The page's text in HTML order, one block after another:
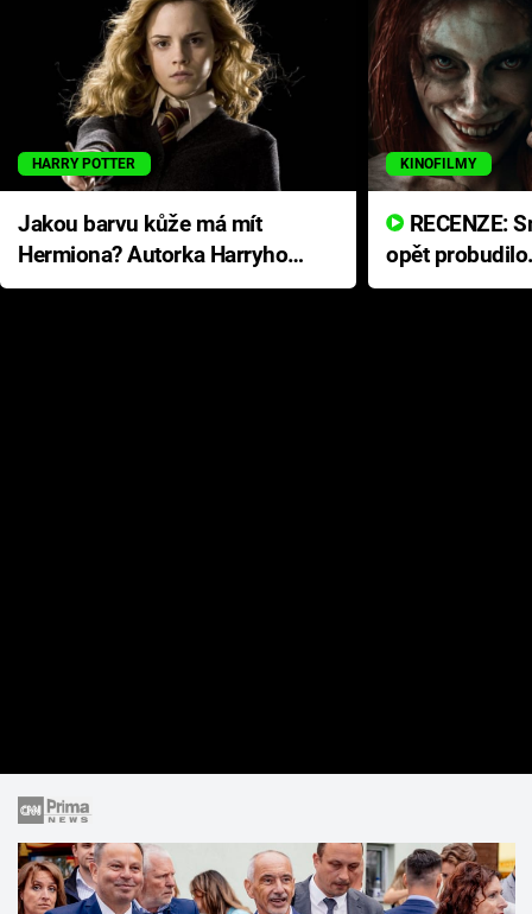
HARRY POTTER
Jakou barvu kůže má mít
Hermiona? Autorka Harryho
Pottera přišla s ráznou
KINOFILMY
opět
přichází s